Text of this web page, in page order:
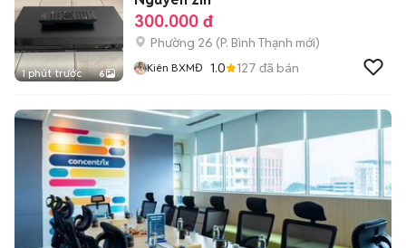
1 phút trước 6
300.000 đ
Phường 26 (P. Bình Thạnh mới)
Kiên BXMĐ 1.0 127 đã bán